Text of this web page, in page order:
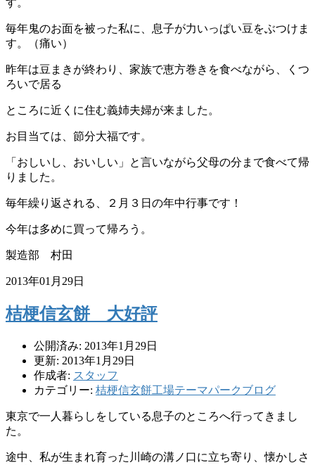
毎年鬼のお面を被った私に、息子が力いっぱい豆をぶつけま
す。（痛い）
昨年は豆まきが終わり、家族で恵方巻きを食べながら、くつ
ろいで居る
ところに近くに住む義姉夫婦が来ました。
お目当ては、節分大福です。
「おしいし、おいしい」と言いながら父母の分まで食べて帰
りました。
毎年繰り返される、２月３日の年中行事です！
今年は多めに買って帰ろう。
製造部 村田
2013年01月29日
桔梗信玄餅 大好評
公開済み: 2013年1月29日
更新: 2013年1月29日
作成者: スタッフ
カテゴリー: 桔梗信玄餅工場テーマパークブログ
東京で一人暮らしをしている息子のところへ行ってきまし
た。
途中、私が生まれ育った川崎の溝ノ口に立ち寄り、懐かしさ